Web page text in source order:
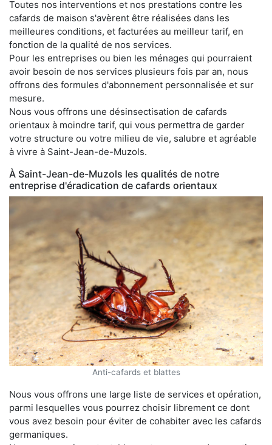
Toutes nos interventions et nos prestations contre les
cafards de maison s'avèrent être réalisées dans les
meilleures conditions, et facturées au meilleur tarif, en
fonction de la qualité de nos services.
Pour les entreprises ou bien les ménages qui pourraient
avoir besoin de nos services plusieurs fois par an, nous
offrons des formules d'abonnement personnalisée et sur
mesure.
Nous vous offrons une désinsectisation de cafards
orientaux à moindre tarif, qui vous permettra de garder
votre structure ou votre milieu de vie, salubre et agréable
à vivre à Saint-Jean-de-Muzols.
À Saint-Jean-de-Muzols les qualités de notre
entreprise d'éradication de cafards orientaux
Anti-cafards et blattes
Nous vous offrons une large liste de services et opération,
parmi lesquelles vous pourrez choisir librement ce dont
vous avez besoin pour éviter de cohabiter avec les cafards
germaniques.